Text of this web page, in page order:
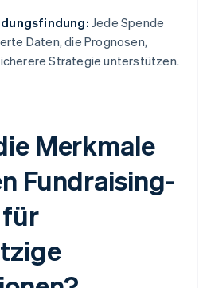
Jede Spende
Daten, die Prognosen,
Strategie unterstützen.
Merkmale
Fundraising-